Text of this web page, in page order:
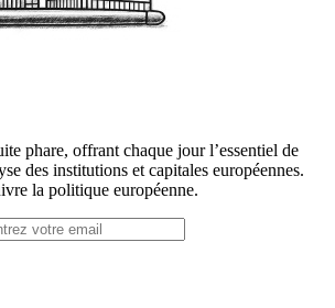
phare, offrant chaque jour l’essentiel de
des institutions et capitales européennes.
la politique européenne.